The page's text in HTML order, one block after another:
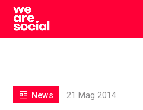
Skip
content
News 21 Mag 2014